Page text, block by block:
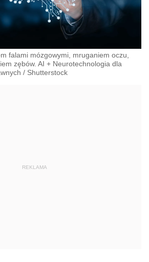
falami mózgowymi, mruganiem oczu,
zębów. AI + Neurotechnologia dla
/ Shutterstock